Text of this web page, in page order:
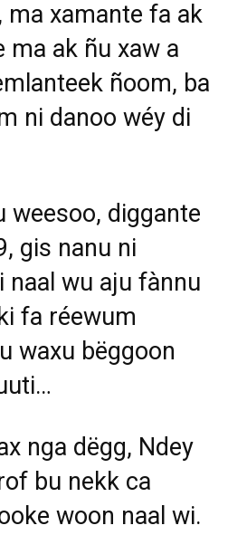
ma xamante fa ak
ma ak ñu xaw a
ñoom, ba
ni danoo wéy di
weesoo, diggante
gis nanu ni
naal wu aju fànnu
fa réewum
waxu bëggoon
nga dëgg, Ndey
bu nekk ca
woon naal wi.